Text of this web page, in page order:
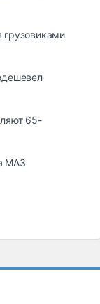
65-
МАЗ